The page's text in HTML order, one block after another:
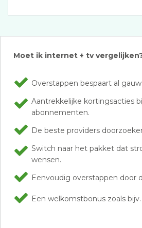
Moet ik internet + tv
Overstappen bespaart al
Aantrekkelijke kortingsacties
abonnementen.
De beste providers
Switch naar het pakket dat
wensen.
Eenvoudig overstappen door
Een welkomstbonus zoals